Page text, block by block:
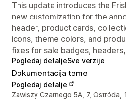
This update introduces the
new customization for the
header, product cards,
icons, theme colors, and
fixes for sale badges,
Pogledaj detaljeSve verzije
Dokumentacija teme
Pogledaj detalje
Podaci za kontakt dizajnera
Zawiszy Czarnego 5A, 7, Ostróda,